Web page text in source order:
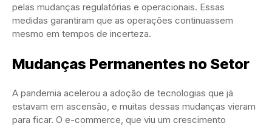
pelas mudanças regulatórias e operacionais. Essas
medidas garantiram que as operações continuassem
mesmo em tempos de incerteza.
Mudanças Permanentes no Setor
A pandemia acelerou a adoção de tecnologias que já
estavam em ascensão, e muitas dessas mudanças vieram
para ficar. O e-commerce, que viu um crescimento